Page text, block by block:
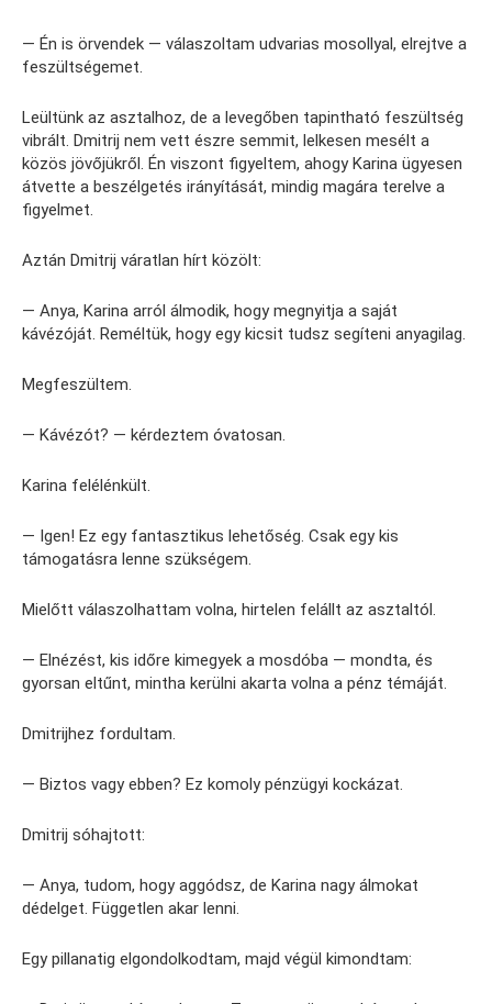
— Én is örvendek — válaszoltam udvarias mosollyal, elrejtve a
feszültségemet.
Leültünk az asztalhoz, de a levegőben tapintható feszültség
vibrált. Dmitrij nem vett észre semmit, lelkesen mesélt a
közös jövőjükről. Én viszont figyeltem, ahogy Karina ügyesen
átvette a beszélgetés irányítását, mindig magára terelve a
figyelmet.
Aztán Dmitrij váratlan hírt közölt:
— Anya, Karina arról álmodik, hogy megnyitja a saját
kávézóját. Reméltük, hogy egy kicsit tudsz segíteni anyagilag.
Megfeszültem.
— Kávézót? — kérdeztem óvatosan.
Karina felélénkült.
— Igen! Ez egy fantasztikus lehetőség. Csak egy kis
támogatásra lenne szükségem.
Mielőtt válaszolhattam volna, hirtelen felállt az asztaltól.
— Elnézést, kis időre kimegyek a mosdóba — mondta, és
gyorsan eltűnt, mintha kerülni akarta volna a pénz témáját.
Dmitrijhez fordultam.
— Biztos vagy ebben? Ez komoly pénzügyi kockázat.
Dmitrij sóhajtott:
— Anya, tudom, hogy aggódsz, de Karina nagy álmokat
dédelget. Független akar lenni.
Egy pillanatig elgondolkodtam, majd végül kimondtam: